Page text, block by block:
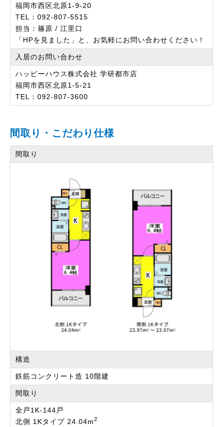
福岡市西区北原1-9-20
TEL：092-807-5515
担当：篠原 / 江里口
「HPを見ました」と、お気軽にお問い合わせください！
入居のお問い合わせ
ハッピーハウス株式会社 学研都市店
福岡市西区北原1-5-21
TEL：092-807-3600
間取り・こだわり仕様
間取り
構造
鉄筋コンクリート造 10階建
間取り
全戸1K-144戸
北側 1Kタイプ 24.04m2